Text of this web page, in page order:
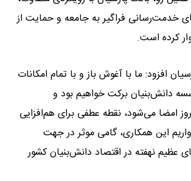
خدمت‌رسانی فراگیر به جامعه و حمایت از
کرده است.
افزود: ما با آغوش باز و با تمام امکانات
دانش‌بنیان برکت خواهیم بود و
امضا می‌شود، نقطه عطفی برای هم‌افزایی
این همکاری، گامی موثر در جهت
عظیم نهفته در اقتصاد دانش‌بنیان کشور